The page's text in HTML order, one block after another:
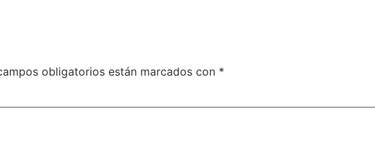
obligatorios están marcados con *